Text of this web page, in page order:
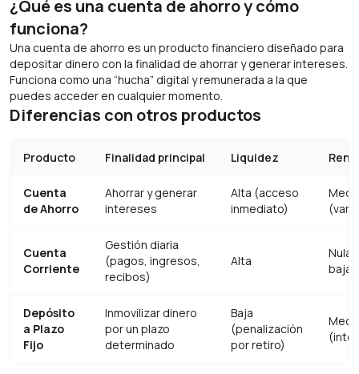
¿Qué es una cuenta de ahorro y cómo
funciona?
Una cuenta de ahorro es un producto financiero diseñado para
depositar dinero con la finalidad de ahorrar y generar intereses.
Funciona como una “hucha” digital y remunerada a la que
puedes acceder en cualquier momento.
Diferencias con otros productos
Producto Finalidad principal Liquidez
Cuenta
de Ahorro
Ahorrar y generar
intereses
Alta (acceso
inmediato)
Cuenta
Corriente
Gestión diaria
(pagos, ingresos,
recibos)
Alta
Nula
baja
Depósito
a Plazo
Fijo
Inmovilizar dinero
por un plazo
determinado
Baja
(penalización
por retiro)